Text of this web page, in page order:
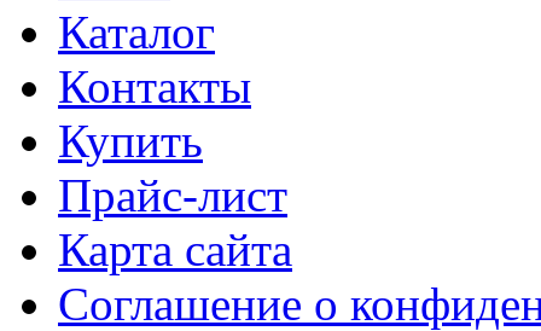
Каталог
Контакты
Купить
Прайс-лист
Карта сайта
Соглашение о